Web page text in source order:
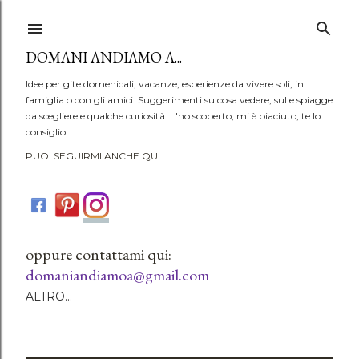
DOMANI ANDIAMO A...
Idee per gite domenicali, vacanze, esperienze da vivere soli, in
famiglia o con gli amici. Suggerimenti su cosa vedere, sulle spiagge
da scegliere e qualche curiosità. L'ho scoperto, mi è piaciuto, te lo
consiglio.
PUOI SEGUIRMI ANCHE QUI
oppure contattami qui:
domaniandiamoa@gmail.com
ALTRO…